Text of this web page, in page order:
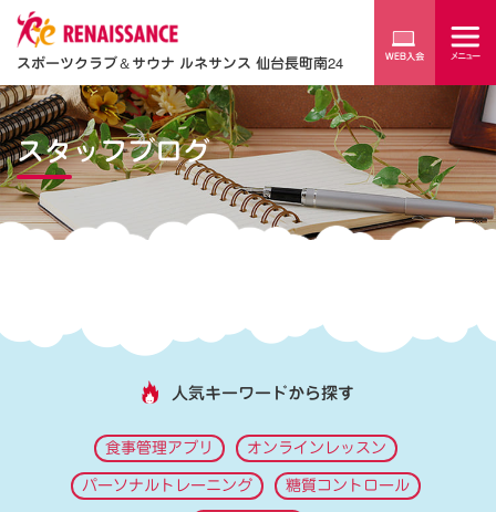
スポーツクラブ＆サウナ ルネサンス 仙台長町南24
スタッフブログ
人気キーワードから探す
食事管理アプリ オンラインレッスン
パーソナルトレーニング 糖質コントロール